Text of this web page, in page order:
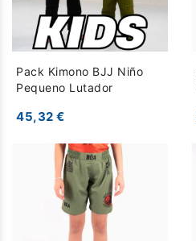
Pack Kimono BJJ Niño
Pequeno Lutador
45,32 €